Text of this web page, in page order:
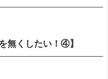
無くしたい！④】